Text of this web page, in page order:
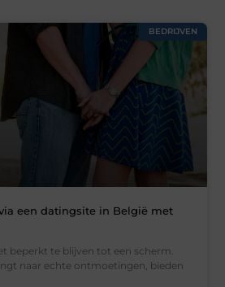
BEDRIJVEN
een datingsite in België met
beperkt te blijven tot een scherm.
naar echte ontmoetingen, bieden